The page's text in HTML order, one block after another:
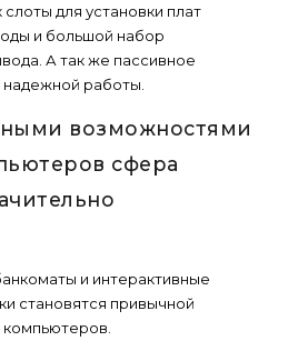
для установки плат
и большой набор
А так же пассивное
работы.
возможностями
сфера
и интерактивные
становятся привычной